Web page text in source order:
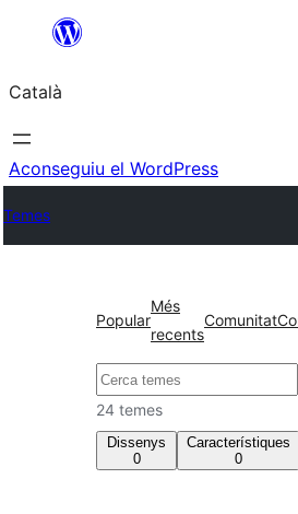
contingut
Català
Aconseguiu el WordPress
Temes
Popular
Més
recents
Comunitat
Cerca
24 temes
Dissenys
0
Característiques
0